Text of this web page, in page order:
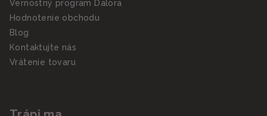
Vernostný program Dalora
Hodnotenie obchodu
Blog
Kontaktujte nás
Vrátenie tovaru